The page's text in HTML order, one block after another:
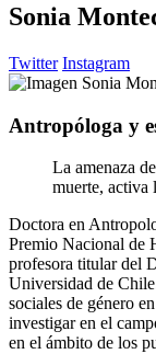
Sonia
Twitter Instagram
Antropóloga y
La amenaza
muerte, activa
Doctora en
Premio Nacional de
profesora titular del
Universidad de
sociales de género
investigar en el
en el ámbito de los